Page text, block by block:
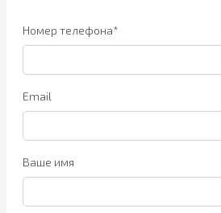
Номер телефона*
Email
Ваше имя